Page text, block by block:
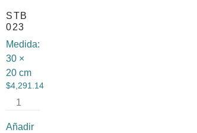
STB
023
Medida:
30 ×
20 cm
$4,291.14
Añadir